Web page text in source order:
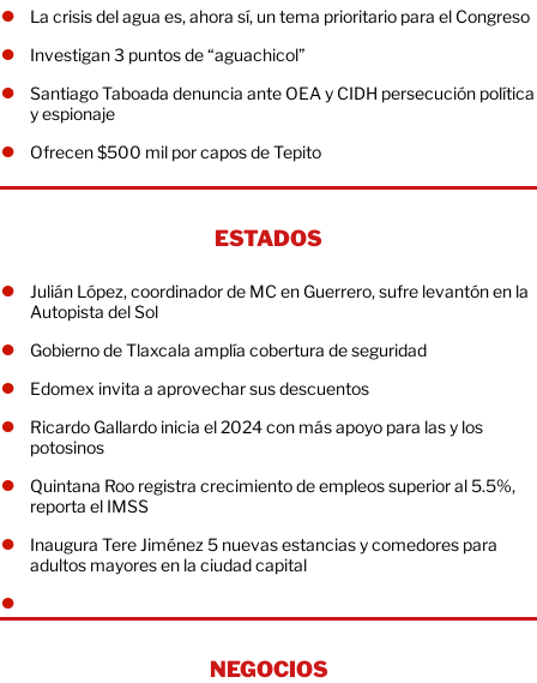
La crisis del agua es, ahora sí, un tema prioritario para el Congreso
Investigan 3 puntos de “aguachicol”
Santiago Taboada denuncia ante OEA y CIDH persecución política
y espionaje
Ofrecen $500 mil por capos de Tepito
ESTADOS
Julián López, coordinador de MC en Guerrero, sufre levantón en la
Autopista del Sol
Gobierno de Tlaxcala amplía cobertura de seguridad
Edomex invita a aprovechar sus descuentos
Ricardo Gallardo inicia el 2024 con más apoyo para las y los
potosinos
Quintana Roo registra crecimiento de empleos superior al 5.5%,
reporta el IMSS
Inaugura Tere Jiménez 5 nuevas estancias y comedores para
adultos mayores en la ciudad capital
NEGOCIOS